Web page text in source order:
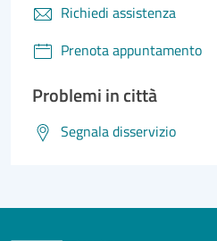
Richiedi assistenza
Prenota appuntamento
Problemi in città
Segnala disservizio